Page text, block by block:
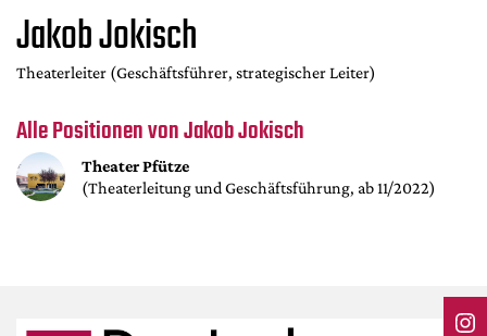
Medientipps
DdB-map
Kalender
Premierensuche
Festival-Planer
Jakob Jokisch
Theaterleiter (Geschäftsführer, strategischer Leiter)
Alle Positionen von Jakob Jokisch
Theater Pfütze
(Theaterleitung und Geschäftsführung, ab 11/2022)